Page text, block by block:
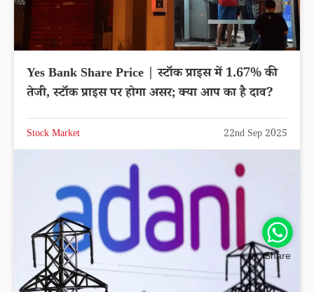
Yes Bank Share Price | स्टॉक प्राइस में 1.67% की
तेजी, स्टॉक प्राइस पर होगा असर; क्या आप का है दाव?
Stock Market 22nd Sep 2025
Share